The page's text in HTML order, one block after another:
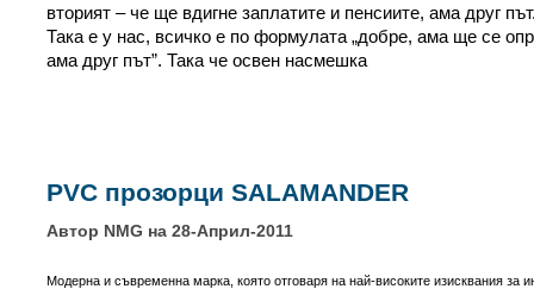
вторият – че ще вдигне заплатите и пенсиите, ама друг
Така е у нас, всичко е по формулата „добре, ама ще се
ама друг път”. Така че освен насмешка
PVC прозорци SALAMANDER
Автор NMG на 28-Април-2011
Модерна и съвременна марка, която отговаря на най-високите изисквания за